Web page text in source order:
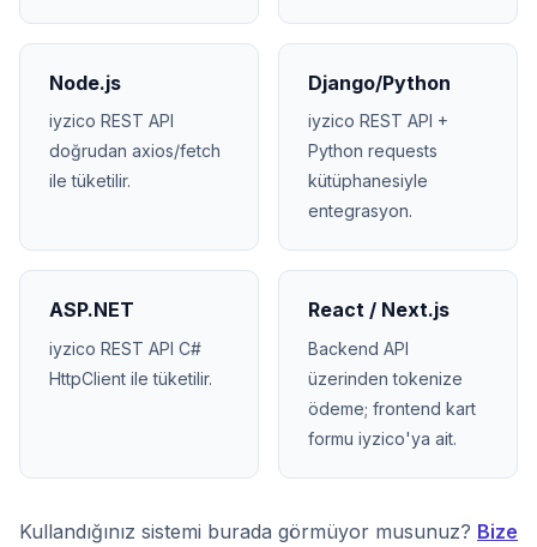
Node.js
iyzico REST API
doğrudan axios/fetch
ile tüketilir.
Django/Python
iyzico REST API +
Python requests
kütüphanesiyle
entegrasyon.
ASP.NET
iyzico REST API C#
HttpClient ile tüketilir.
React / Next.js
Backend API
üzerinden tokenize
ödeme; frontend kart
formu iyzico'ya ait.
Kullandığınız sistemi burada görmüyor musunuz? Bize